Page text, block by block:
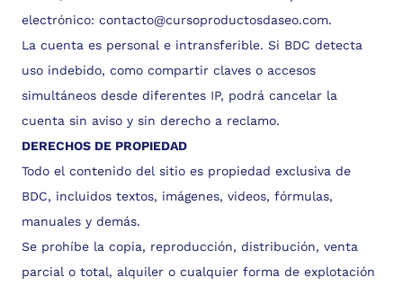
electrónico: contacto@cursoproductosdaseo.com.
La cuenta es personal e intransferible. Si BDC detecta
uso indebido, como compartir claves o accesos
simultáneos desde diferentes IP, podrá cancelar la
cuenta sin aviso y sin derecho a reclamo.
DERECHOS DE PROPIEDAD
Todo el contenido del sitio es propiedad exclusiva de
BDC, incluidos textos, imágenes, videos, fórmulas,
manuales y demás.
Se prohíbe la copia, reproducción, distribución, venta
parcial o total, alquiler o cualquier forma de explotación